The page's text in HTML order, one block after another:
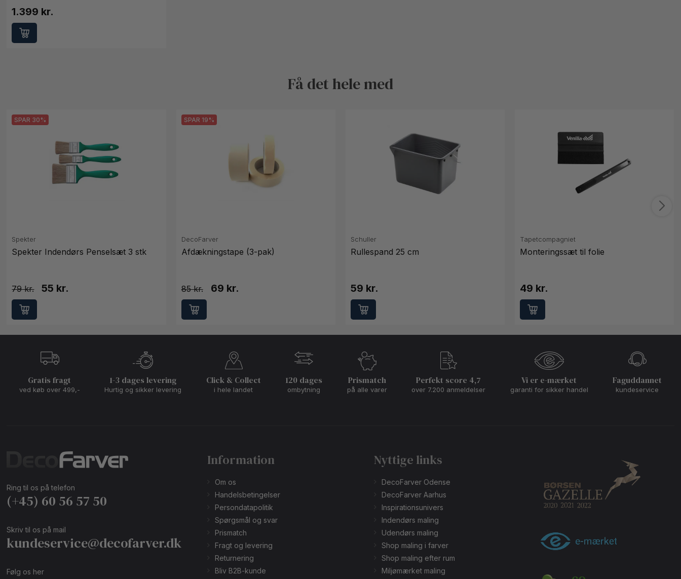
1.399 kr.
Få det hele med
SPAR 30%
Spekter
Spekter Indendørs Penselsæt 3 stk
79 55 kr.
SPAR 19%
DecoFarver
Afdækningstape (3-pak)
85 69 kr.
Schuller
Rullespand 25 cm
59 kr.
Tapetcompagniet
Monteringssæt til folie
49 kr.
Gratis fragt
ved køb over 499,-
1-3 dages levering
Hurtig og sikker levering
Click & Collect
i hele landet
120 dages
ombytning
Prismatch
på alle varer
Perfekt score 4,7
over 7.200 anmeldelser
Vi er e-mærket
garanti for sikker handel
Faguddannet
kundeservice
Ring til os på telefon
(+45) 60 56 57 50
Skriv til os på mail
kundeservice@decofarver.dk
Følg os her
Information
Om os
Handelsbetingelser
Persondatapolitik
Spørgsmål og svar
Prismatch
Fragt og levering
Returnering
Bliv B2B-kunde
Nyttige links
DecoFarver Odense
DecoFarver Aarhus
Inspirationsunivers
Indendørs maling
Udendørs maling
Shop maling i farver
Shop maling efter rum
Miljømærket maling